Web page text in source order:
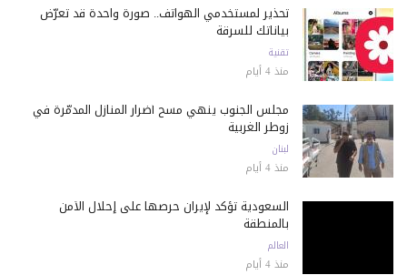
تحذير لمستخدمي الهواتف.. صورة واحدة قد تعرّض
بياناتك للسرقة
تقنية
منذ 4 أيام
مجلس الجنوب ينهي مسح أضرار المنازل المدمّرة في
زوطر الغربية
لبنان
منذ 4 أيام
السعودية تؤكد لإيران حرصها على إحلال الأمن
بالمنطقة
العالم
منذ 4 أيام